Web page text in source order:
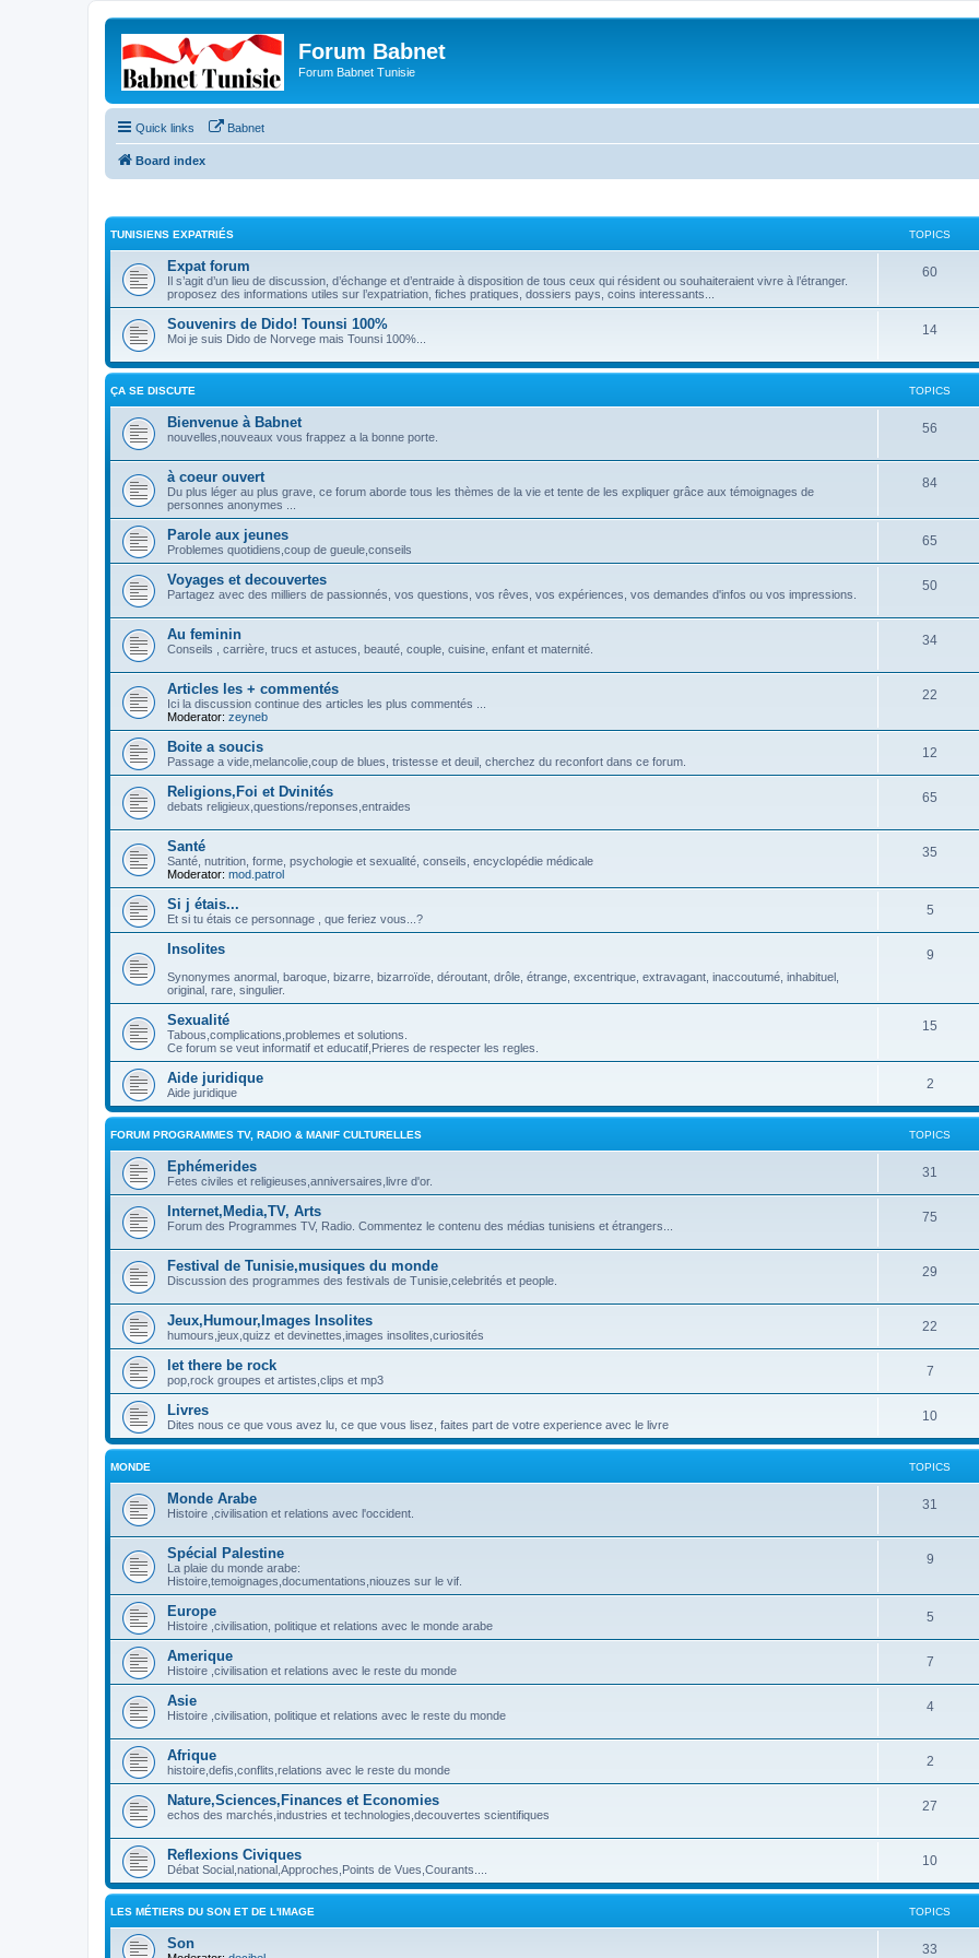
Forum Babnet
Forum Babnet Tunisie
Quick links Babnet
Board index
TUNISIENS EXPATRIÉS TOPICS
Expat forum
Il s’agit d’un lieu de discussion, d’échange et d’entraide à disposition de tous ceux qui résident ou souhaiteraient vivre à l’étranger.
proposez des informations utiles sur l’expatriation, fiches pratiques, dossiers pays, coins interessants...
60
Souvenirs de Dido! Tounsi 100%
Moi je suis Dido de Norvege mais Tounsi 100%...
14
ÇA SE DISCUTE TOPICS
Bienvenue à Babnet
nouvelles,nouveaux vous frappez a la bonne porte.
56
à coeur ouvert
Du plus léger au plus grave, ce forum aborde tous les thèmes de la vie et tente de les expliquer grâce aux témoignages de
personnes anonymes ...
84
Parole aux jeunes
Problemes quotidiens,coup de gueule,conseils
65
Voyages et decouvertes
Partagez avec des milliers de passionnés, vos questions, vos rêves, vos expériences, vos demandes d'infos ou vos impressions.
50
Au feminin
Conseils , carrière, trucs et astuces, beauté, couple, cuisine, enfant et maternité.
34
Articles les + commentés
Ici la discussion continue des articles les plus commentés ...
Moderator: zeyneb
22
Boite a soucis
Passage a vide,melancolie,coup de blues, tristesse et deuil, cherchez du reconfort dans ce forum.
12
Religions,Foi et Dvinités
debats religieux,questions/reponses,entraides
65
Santé
Santé, nutrition, forme, psychologie et sexualité, conseils, encyclopédie médicale
Moderator: mod.patrol
35
Si j étais...
Et si tu étais ce personnage , que feriez vous...?
5
Insolites
Synonymes anormal, baroque, bizarre, bizarroïde, déroutant, drôle, étrange, excentrique, extravagant, inaccoutumé, inhabituel,
original, rare, singulier.
9
Sexualité
Tabous,complications,problemes et solutions.
Ce forum se veut informatif et educatif,Prieres de respecter les regles.
15
Aide juridique
Aide juridique
2
FORUM PROGRAMMES TV, RADIO & MANIF CULTURELLES TOPICS
Ephémerides
Fetes civiles et religieuses,anniversaires,livre d'or.
31
Internet,Media,TV, Arts
Forum des Programmes TV, Radio. Commentez le contenu des médias tunisiens et étrangers...
75
Festival de Tunisie,musiques du monde
Discussion des programmes des festivals de Tunisie,celebrités et people.
29
Jeux,Humour,Images Insolites
humours,jeux,quizz et devinettes,images insolites,curiosités
22
let there be rock
pop,rock groupes et artistes,clips et mp3
7
Livres
Dites nous ce que vous avez lu, ce que vous lisez, faites part de votre experience avec le livre
10
MONDE TOPICS
Monde Arabe
Histoire ,civilisation et relations avec l'occident.
31
Spécial Palestine
La plaie du monde arabe:
Histoire,temoignages,documentations,niouzes sur le vif.
9
Europe
Histoire ,civilisation, politique et relations avec le monde arabe
5
Amerique
Histoire ,civilisation et relations avec le reste du monde
7
Asie
Histoire ,civilisation, politique et relations avec le reste du monde
4
Afrique
histoire,defis,conflits,relations avec le reste du monde
2
Nature,Sciences,Finances et Economies
echos des marchés,industries et technologies,decouvertes scientifiques
27
Reflexions Civiques
Débat Social,national,Approches,Points de Vues,Courants....
10
LES MÉTIERS DU SON ET DE L'IMAGE TOPICS
Son 33